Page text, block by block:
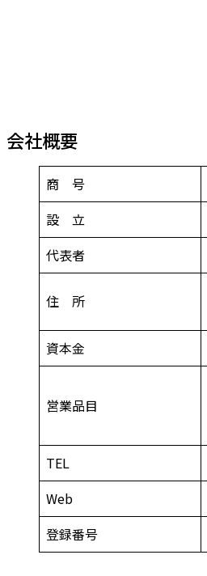
会社概要
商 号
設 立
代表者
住 所
資本金
営業品目
TEL
Web
登録番号